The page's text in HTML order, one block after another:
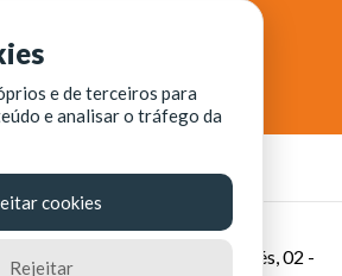
- Fundação de Ciência,
Fortaleza - Rua dos Tremembés, 02 -
e de terceiros para
e analisar o tráfego da
cookies
Rejeitar